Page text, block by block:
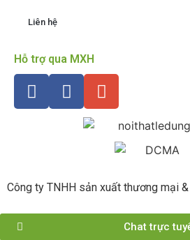
Liên hệ
Hỗ trợ qua MXH
Công ty TNHH sản xuất thương mại
Chat trực